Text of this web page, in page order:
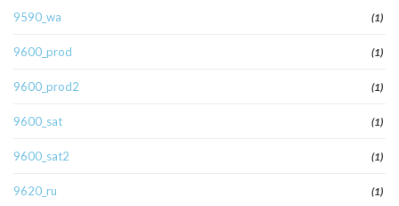
9590_wa (1)
9600_prod (1)
9600_prod2 (1)
9600_sat (1)
9600_sat2 (1)
9620_ru (1)